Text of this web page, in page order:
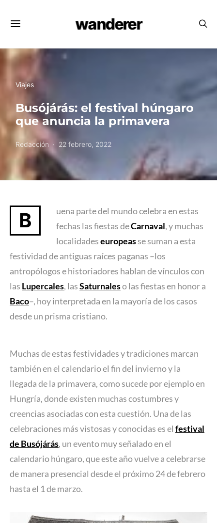
wanderer
Viajes
Busójárás: el festival húngaro
que anuncia la primavera
Redacción 22 febrero, 2022
B
uena parte del mundo celebra en estas
fechas las fiestas deCarnaval, y muchas
localidadeseuropeasse suman a esta
festividad de antiguas raíces paganas –los
antropólogos e historiadores hablan de vínculos con
las Lupercales, lasSaturnaleso las fiestas en honor a
Baco–, hoy interpretada en la mayoría de los casos
desde un prisma cristiano.
Muchas de estas festividades y tradiciones marcan
también en el calendario el fin del invierno y la
llegada de la primavera, como sucede por ejemplo en
Hungría, donde existen muchas costumbres y
creencias asociadas con esta cuestión. Una de las
celebraciones más vistosas y conocidas es el festival
de Busójárás, un evento muy señalado en el
calendario húngaro, que este año vuelve a celebrarse
de manera presencial desde el próximo 24 de febrero
hasta el 1 de marzo.